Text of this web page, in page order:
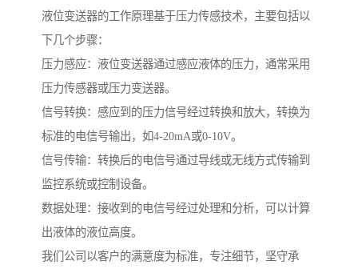
液位变送器的工作原理基于压力传感技术，主要包括以
下几个步骤：
压力感应：液位变送器通过感应液体的压力，通常采用
压力传感器或压力变送器。
信号转换：感应到的压力信号经过转换和放大，转换为
标准的电信号输出，如4-20mA或0-10V。
信号传输：转换后的电信号通过导线或无线方式传输到
监控系统或控制设备。
数据处理：接收到的电信号经过处理和分析，可以计算
出液体的液位高度。
我们公司以客户的满意度为标准，专注细节，坚守承